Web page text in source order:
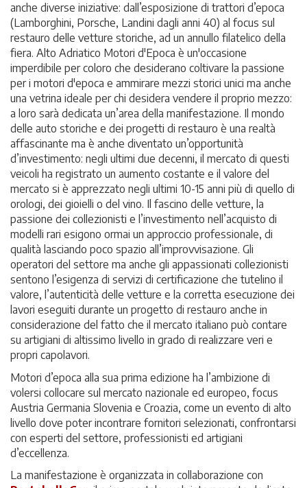
anche diverse iniziative: dall’esposizione di trattori d’epoca
(Lamborghini, Porsche, Landini dagli anni 40) al focus sul
restauro delle vetture storiche, ad un annullo filatelico della
fiera. Alto Adriatico Motori d'Epoca è un'occasione
imperdibile per coloro che desiderano coltivare la passione
per i motori d'epoca e ammirare mezzi storici unici ma anche
una vetrina ideale per chi desidera vendere il proprio mezzo:
a loro sarà dedicata un’area della manifestazione. Il mondo
delle auto storiche e dei progetti di restauro è una realtà
affascinante ma è anche diventato un’opportunità
d’investimento: negli ultimi due decenni, il mercato di questi
veicoli ha registrato un aumento costante e il valore del
mercato si è apprezzato negli ultimi 10-15 anni più di quello di
orologi, dei gioielli o del vino. Il fascino delle vetture, la
passione dei collezionisti e l’investimento nell’acquisto di
modelli rari esigono ormai un approccio professionale, di
qualità lasciando poco spazio all’improvvisazione. Gli
operatori del settore ma anche gli appassionati collezionisti
sentono l’esigenza di servizi di certificazione che tutelino il
valore, l’autenticità delle vetture e la corretta esecuzione dei
lavori eseguiti durante un progetto di restauro anche in
considerazione del fatto che il mercato italiano può contare
su artigiani di altissimo livello in grado di realizzare veri e
propri capolavori.
Motori d’epoca alla sua prima edizione ha l’ambizione di
volersi collocare sul mercato nazionale ed europeo, focus
Austria Germania Slovenia e Croazia, come un evento di alto
livello dove poter incontrare fornitori selezionati, confrontarsi
con esperti del settore, professionisti ed artigiani
d’eccellenza.
La manifestazione è organizzata in collaborazione con